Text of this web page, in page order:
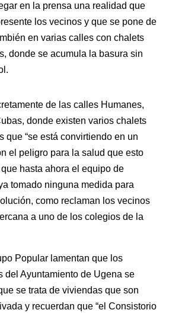
en la prensa una realidad que
los vecinos y que se pone de
en varias calles con chalets
donde se acumula la basura sin
de las calles Humanes,
donde existen varios chalets
que “se está convirtiendo en un
el peligro para la salud que esto
hasta ahora el equipo de
tomado ninguna medida para
como reclaman los vecinos
a uno de los colegios de la
Popular lamentan que los
del Ayuntamiento de Ugena se
se trata de viviendas que son
y recuerdan que “el Consistorio